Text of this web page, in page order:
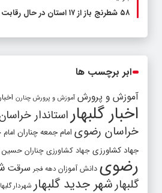
۵۸ شطرنج‌ باز از ۱۷ استان در حال رقابت در گلمکان
ابر برچسب ها
آموزش و پرورش آموزش و پرورش چنارن
اخبار گلبهار استاندار
خراسان رضوی امام جمعه چناران
جهاد کشاورزی جهاد کشاورزی چناران حسین
رضوی دانش آموزان دهه فجر سرقت
گلبهارشهر جدید گلبهار شهردار